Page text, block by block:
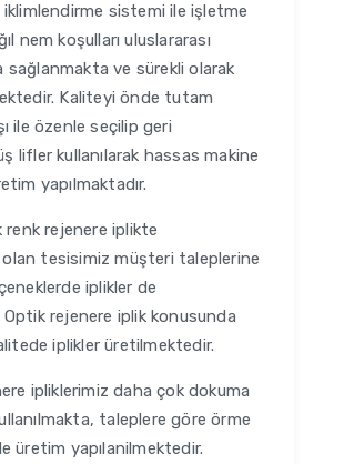
sistemi ile işletme
nem koşulları uluslararası
ve sürekli olarak
Kaliteyi önde tutam
ile özenle seçilip geri
lifler kullanılarak hassas makine
yapılmaktadır.
renk rejenere iplikte
olan tesisimiz müşteri taleplerine
iplikler de
rejenere iplik konusunda
iplikler üretilmektedir.
ipliklerimiz daha çok dokuma
taleplere göre örme
üretim yapılanilmektedir.